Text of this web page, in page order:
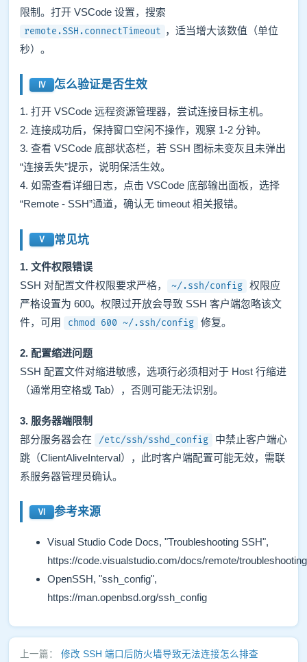
限制。打开 VSCode 设置，搜索
remote.SSH.connectTimeout ，适当增大该数值（单位
秒）。
怎么验证是否生效
1. 打开 VSCode 远程资源管理器，尝试连接目标主机。
2. 连接成功后，保持窗口空闲不操作，观察 1-2 分钟。
3. 查看 VSCode 底部状态栏，若 SSH 图标未变灰且未弹出
“连接丢失”提示，说明保活生效。
4. 如需查看详细日志，点击 VSCode 底部输出面板，选择
“Remote - SSH”通道，确认无 timeout 相关报错。
常见坑
1. 文件权限错误
SSH 对配置文件权限要求严格，
~/.ssh/config
权限应
严格设置为 600。权限过开放会导致 SSH 客户端忽略该文
件，可用
chmod 600 ~/.ssh/config 修复。
2. 配置缩进问题
SSH 配置文件对缩进敏感，选项行必须相对于 Host 行缩进
（通常用空格或 Tab），否则可能无法识别。
3. 服务器端限制
部分服务器会在
/etc/ssh/sshd_config
中禁止客户端心
跳（ClientAliveInterval），此时客户端配置可能无效，需联
系服务器管理员确认。
参考来源
Visual Studio Code Docs, "Troubleshooting SSH",
https://code.visualstudio.com/docs/remote/troubleshooting
OpenSSH, "ssh_config",
https://man.openbsd.org/ssh_config
上一篇： 修改 SSH 端口后防火墙导致无法连接怎么排查